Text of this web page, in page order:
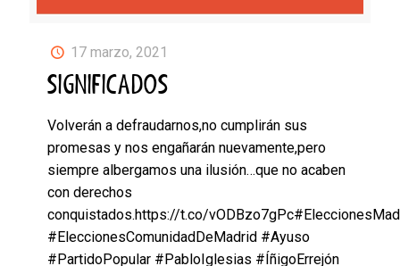
17 marzo, 2021
SIGNIFICADOS
Volverán a defraudarnos,no cumplirán sus
promesas y nos engañarán nuevamente,pero
siempre albergamos una ilusión…que no acaben
con derechos
conquistados.https://t.co/
#EleccionesComunidadDeMadrid #Ayuso
#PartidoPopular #PabloIglesias #ÍñigoErrejón